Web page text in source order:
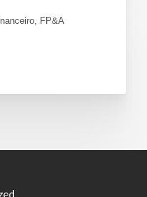
FP&A